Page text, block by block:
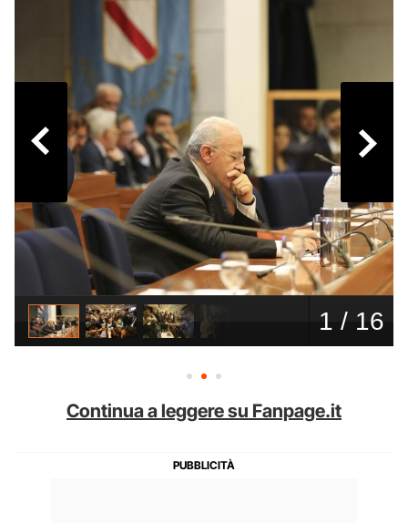
Continua a leggere su Fanpage.it